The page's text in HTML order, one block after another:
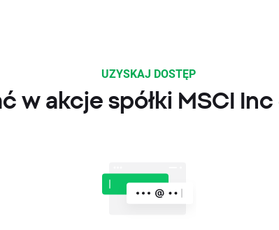
UZYSKAJ DOSTĘP
w akcje spółki MSCI Inc